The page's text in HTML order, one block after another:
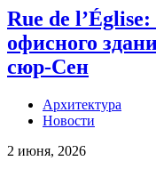
Rue de
офисного
сюр-Сен
Архитектура
Новости
2 июня, 2026